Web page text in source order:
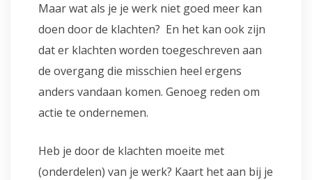
Maar wat als je je werk niet goed meer kan
doen door de klachten? En het kan ook zijn
dat er klachten worden toegeschreven aan
de overgang die misschien heel ergens
anders vandaan komen. Genoeg reden om
actie te ondernemen.
Heb je door de klachten moeite met
(onderdelen) van je werk? Kaart het aan bij je